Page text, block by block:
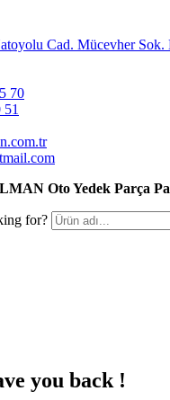
Cad. Mücevher
70
Oto Yedek Parça
for?
you back !